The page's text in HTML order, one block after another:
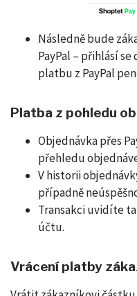
Následně bude
PayPal – přihlásí
platbu z PayPal
Platba z pohledu
Objednávka přes
přehledu
V historii
případně
Transakci uvidíte
účtu.
Vrácení platby